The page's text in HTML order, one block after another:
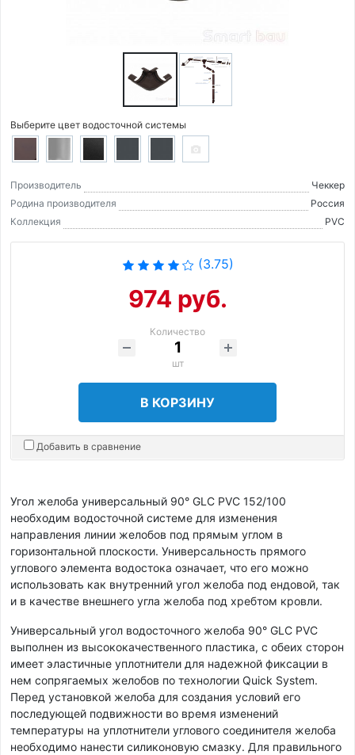
Выберите цвет водосточной системы
Производитель
Чеккер
Родина производителя
Россия
Коллекция
PVC
(3.75)
974 руб.
Количество
шт
В КОРЗИНУ
Добавить в сравнение
Угол желоба универсальный 90° GLC PVC 152/100
необходим водосточной системе для изменения
направления линии желобов под прямым углом в
горизонтальной плоскости. Универсальность прямого
углового элемента водостока означает, что его можно
использовать как внутренний угол желоба под ендовой, так
и в качестве внешнего угла желоба под хребтом кровли.
Универсальный угол водосточного желоба 90° GLC PVC
выполнен из высококачественного пластика, с обеих сторон
имеет эластичные уплотнители для надежной фиксации в
нем сопрягаемых желобов по технологии Quick System.
Перед установкой желоба для создания условий его
последующей подвижности во время изменений
температуры на уплотнители углового соединителя желоба
необходимо нанести силиконовую смазку. Для правильного